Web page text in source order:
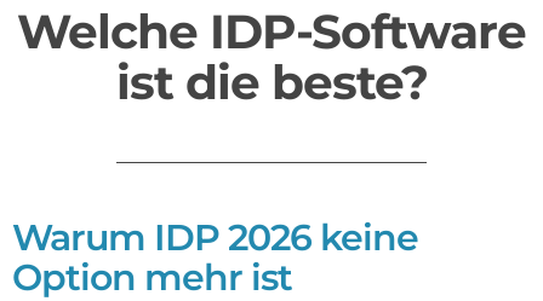
Welche IDP-Software
ist die beste?
Warum IDP 2026 keine
Option mehr ist